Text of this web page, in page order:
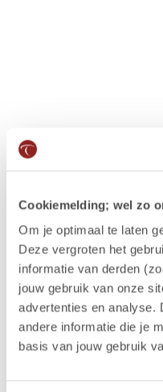
Cookiemelding; wel zo
Om je optimaal te laten
Deze vergroten het
informatie van derden
jouw gebruik van onze
advertenties en analyse.
andere informatie die je
basis van jouw gebruik
Badenkaart kopen